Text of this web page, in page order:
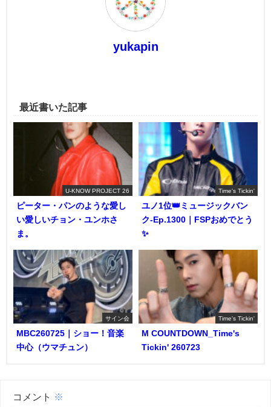
yukapin
最近書いた記事
U-KNOW PROJECT 26
ピーター・パンのような愛し
い愛しいチョン・ユンホさ
ま。
Time's Tickin'
ユノ1位👑ミュージックバン
ク-Ep.1300｜FSPおめでとう
✨️
サイン会
MBC260725｜ショー！音楽
中心（ウマチュン）
Time's Tickin'
M COUNTDOWN_Time's
Tickin' 260723
コメント ※